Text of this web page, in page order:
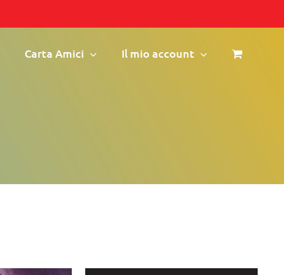
Carta Amici Il mio account